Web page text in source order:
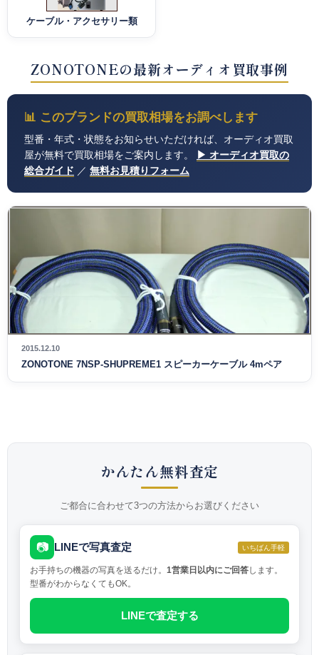
ケーブル・アクセサリー類
ZONOTONEの最新オーディオ買取事例
📊 このブランドの買取相場をお調べします
型番・年式・状態をお知らせいただければ、オーディオ買取
屋が無料で買取相場をご案内します。
▶ オーディオ買取の
総合ガイド ／ 無料お見積りフォーム
2015.12.10
ZONOTONE 7NSP-SHUPREME1 スピーカーケーブル 4mペア
かんたん無料査定
ご都合に合わせて3つの方法からお選びください
📷 LINEで写真査定 いちばん手軽
お手持ちの機器の写真を送るだけ。 1営業日以内にご回答します。
型番がわからなくてもOK。
LINEで査定する